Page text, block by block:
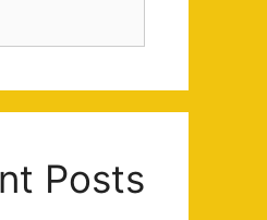
Posts